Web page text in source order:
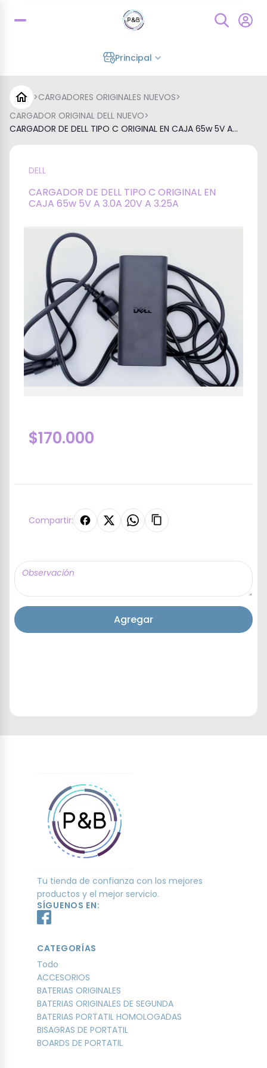
Principal
>CARGADORES ORIGINALES NUEVOS>
CARGADOR ORIGINAL DELL NUEVO>
CARGADOR DE DELL TIPO C ORIGINAL EN CAJA 65w 5V A...
DELL
CARGADOR DE DELL TIPO C ORIGINAL EN
CAJA 65w 5V A 3.0A 20V A 3.25A
$170.000
Compartir:
Agregar
Tu tienda de confianza con los mejores
productos y el mejor servicio.
SÍGUENOS EN:
CATEGORÍAS
Todo
ACCESORIOS
BATERIAS ORIGINALES
BATERIAS ORIGINALES DE SEGUNDA
BATERIAS PORTATIL HOMOLOGADAS
BISAGRAS DE PORTATIL
BOARDS DE PORTATIL